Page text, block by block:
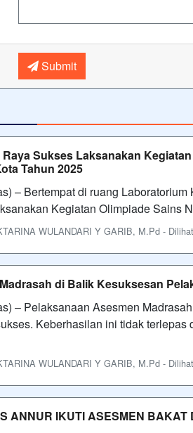
Submit
Sukses Laksanakan
Tahun 2025
– Bertempat di ruang
Kegiatan Olimpiade Sains
WULANDARI Y GARIB, M.Pd -
di Balik Kesuksesan
– Pelaksanaan Asesmen
Keberhasilan ini tidak terlepas
WULANDARI Y GARIB, M.Pd -
ANNUR IKUTI ASESMEN BAKAT